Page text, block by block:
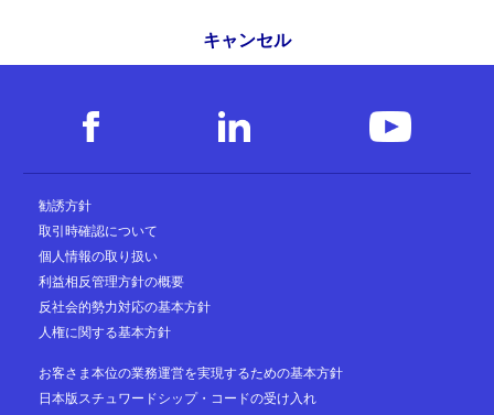
キャンセル
勧誘方針
取引時確認について
個人情報の取り扱い
利益相反管理方針の概要
反社会的勢力対応の基本方針
人権に関する基本方針
お客さま本位の業務運営を実現するための基本方針
日本版スチュワードシップ・コードの受け入れ